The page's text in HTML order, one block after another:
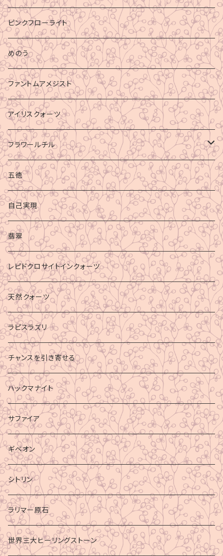
ピンクフローライト
めのう
ファントムアメジスト
アイリスクォーツ
フラワールチル
心身の癒し
グラウディング
マイナスエネルギーからの防御
ビジネス成功
財運
五徳
自己実現
翡翠
レピドクロサイトインクォーツ
天然クォーツ
ラピスラズリ
チャンスを引き寄せる
ハックマナイト
サファイア
ギベオン
シトリン
ラリマー原石
世界三大ヒーリングストーン